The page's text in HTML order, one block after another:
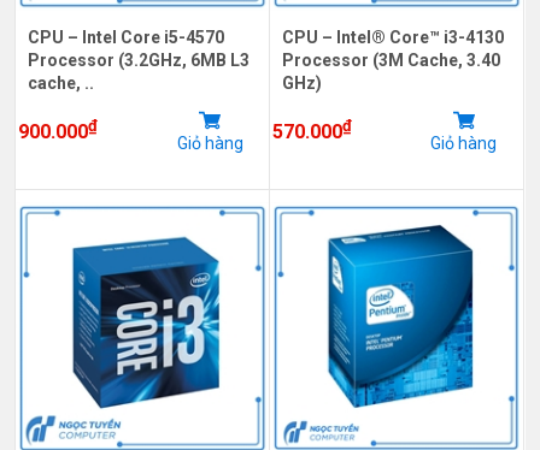
CPU – Intel Core i5-4570
Processor (3.2GHz, 6MB L3
cache, ..
900.000₫
Giỏ hàng
CPU – Intel® Core™ i3-4130
Processor (3M Cache, 3.40
GHz)
570.000₫
Giỏ hàng